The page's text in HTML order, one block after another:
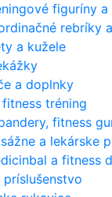
figuríny
rebríky
a kužele
a doplnky
tréning
fitness
a lekárske
a fitness
príslušenstvo